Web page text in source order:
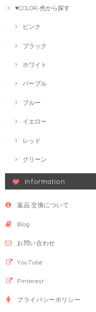
♥COLOR-色から探す
ピンク
ブラック
ホワイト
パープル
ブルー
イエロー
レッド
グリーン
Information
返品·交換について
Blog
お問い合わせ
YouTube
Pinterest
プライバシーポリシー